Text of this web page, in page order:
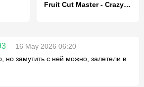
Fruit Cut Master - Crazy Slash
16 May 2026 06:20
но замутить с ней можно, залетели в